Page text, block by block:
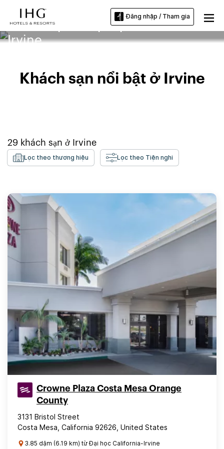
Đăng nhập / Tham gia
Khách sạn ở Đại học California-
Irvine
Khách sạn nổi bật ở Irvine
29 khách sạn ở Irvine
Lọc theo thương hiệu Lọc theo Tiện nghi
Crowne Plaza Costa Mesa Orange
County
3131 Bristol Street
Costa Mesa, California 92626, United States
3.85 dặm (6.19 km) từ Đại học California-Irvine